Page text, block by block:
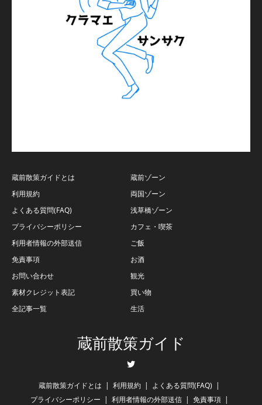
蔵前散策ガイドとは
利用規約
よくある質問(FAQ)
プライバシーポリシー
利用者情報の外部送信
免責事項
お問い合わせ
素材クレジット表記
全記事一覧
蔵前ゾーン
両国ゾーン
浅草橋ゾーン
カフェ・喫茶
ご飯
お酒
観光
買い物
生活
蔵前散策ガイド
蔵前散策ガイドとは 利用規約
よくある質問(FAQ)
プライバシーポリシー
利用者情報の外部送信 免責事項